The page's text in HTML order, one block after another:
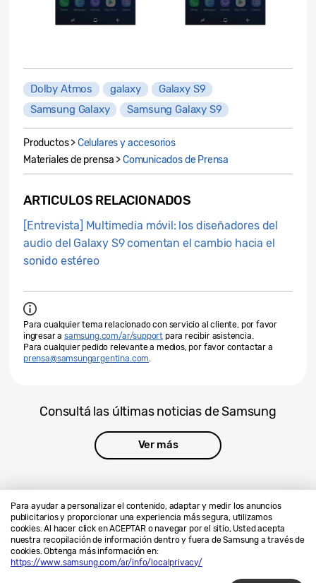
Para ayudar a personalizar el contenido, adaptar y medir los anuncios
publicitarios y proporcionar una experiencia más segura, utilizamos
cookies. Al hacer click en ACEPTAR o navegar por el sitio, Usted acepta
nuestra recopilación de información dentro y fuera de Samsung a través de
cookies. Obtenga más información en:
https://www.samsung.com/ar/info/localprivacy/
Dolby Atmos galaxy
Galaxy S9
Samsung Galaxy
Samsung Galaxy S9
Productos >Celulares y accesorios
Materiales de prensa >Comunicados de Prensa
ARTICULOS RELACIONADOS
[Entrevista] Multimedia móvil: los diseñadores del
audio del Galaxy S9 comentan el cambio hacia el
sonido estéreo
Para cualquier tema relacionado con servicio al cliente, por favor
ingresar asamsung.com/ar/support para recibir asistencia.
Para cualquier pedido relevante a medios, por favor contactar a
prensa@samsungargentina.com.
Consultá las últimas noticias de Samsung
Ver más
Contáctanos
SAMSUNG.COM
Privacidad